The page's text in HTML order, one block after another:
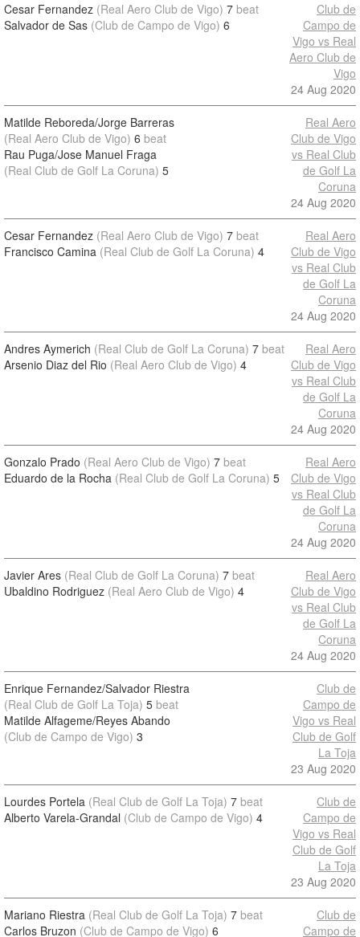
Cesar Fernandez (Real Aero Club de Vigo) 7 beat
Salvador de Sas (Club de Campo de Vigo) 6
Club de
Campo de
Vigo vs Real
Aero Club de
Vigo
24 Aug 2020
Matilde Reboreda/Jorge Barreras
(Real Aero Club de Vigo) 6 beat
Rau Puga/Jose Manuel Fraga
(Real Club de Golf La Coruna) 5
Real Aero
Club de Vigo
vs Real Club
de Golf La
Coruna
24 Aug 2020
Cesar Fernandez (Real Aero Club de Vigo) 7 beat
Francisco Camina (Real Club de Golf La Coruna) 4
Real Aero
Club de Vigo
vs Real Club
de Golf La
Coruna
24 Aug 2020
Andres Aymerich (Real Club de Golf La Coruna) 7 beat
Arsenio Diaz del Rio (Real Aero Club de Vigo) 4
Real Aero
Club de Vigo
vs Real Club
de Golf La
Coruna
24 Aug 2020
Gonzalo Prado (Real Aero Club de Vigo) 7 beat
Eduardo de la Rocha (Real Club de Golf La Coruna) 5
Real Aero
Club de Vigo
vs Real Club
de Golf La
Coruna
24 Aug 2020
Javier Ares (Real Club de Golf La Coruna) 7 beat
Ubaldino Rodriguez (Real Aero Club de Vigo) 4
Real Aero
Club de Vigo
vs Real Club
de Golf La
Coruna
24 Aug 2020
Enrique Fernandez/Salvador Riestra
(Real Club de Golf La Toja) 5 beat
Matilde Alfageme/Reyes Abando
(Club de Campo de Vigo) 3
Club de
Campo de
Vigo vs Real
Club de Golf
La Toja
23 Aug 2020
Lourdes Portela (Real Club de Golf La Toja) 7 beat
Alberto Varela-Grandal (Club de Campo de Vigo) 4
Club de
Campo de
Vigo vs Real
Club de Golf
La Toja
23 Aug 2020
Mariano Riestra (Real Club de Golf La Toja) 7 beat
Carlos Bruzon (Club de Campo de Vigo) 6
Club de
Campo de